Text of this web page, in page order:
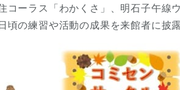
ーラス「わかくさ」、明石子午
の練習や活動の成果を来館者に披露